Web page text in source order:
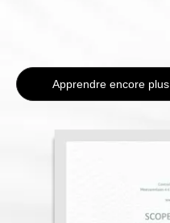
Apprendre encore plus